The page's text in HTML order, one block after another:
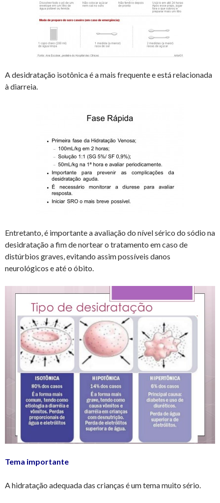
A desidratação isotônica é a mais frequente e está relacionada
à diarreia.
Entretanto, é importante a avaliação do nível sérico do sódio na
desidratação a fim de nortear o tratamento em caso de
distúrbios graves, evitando assim possíveis danos
neurológicos e até o óbito.
Tema importante
A hidratação adequada das crianças é um tema muito sério.